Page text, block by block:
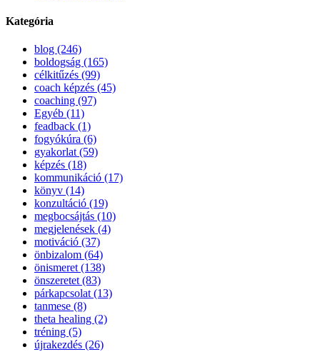
Kategória
blog (246)
boldogság (165)
célkitűzés (99)
coach képzés (45)
coaching (97)
Egyéb (11)
feadback (1)
fogyókúra (6)
gyakorlat (59)
képzés (18)
kommunikáció (17)
könyv (14)
konzultáció (19)
megbocsájtás (10)
megjelenések (4)
motiváció (37)
önbizalom (64)
önismeret (138)
önszeretet (83)
párkapcsolat (13)
tanmese (8)
theta healing (2)
tréning (5)
újrakezdés (26)